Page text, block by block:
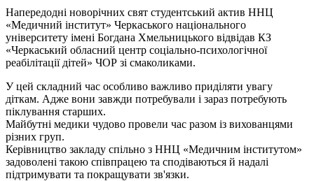
Напередодні новорічних свят студентський актив ННЦ
«Медичний інститут» Черкаського національного
університету імені Богдана Хмельницького відвідав КЗ
«Черкаський обласний центр соціально-психологічної
реабілітації дітей» ЧОР зі смаколиками.
У цей складний час особливо важливо приділяти увагу
діткам. Адже вони завжди потребували і зараз потребують
піклування старших.
Майбутні медики чудово провели час разом із вихованцями
різних груп.
Керівництво закладу спільно з ННЦ «Медичним інститутом»
задоволені такою співпрацею та сподіваються й надалі
підтримувати та покращувати зв'язки.